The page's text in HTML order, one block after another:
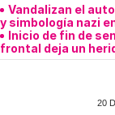
Vandalizan el
y simbología nazi
Inicio de fin de
frontal deja un
20